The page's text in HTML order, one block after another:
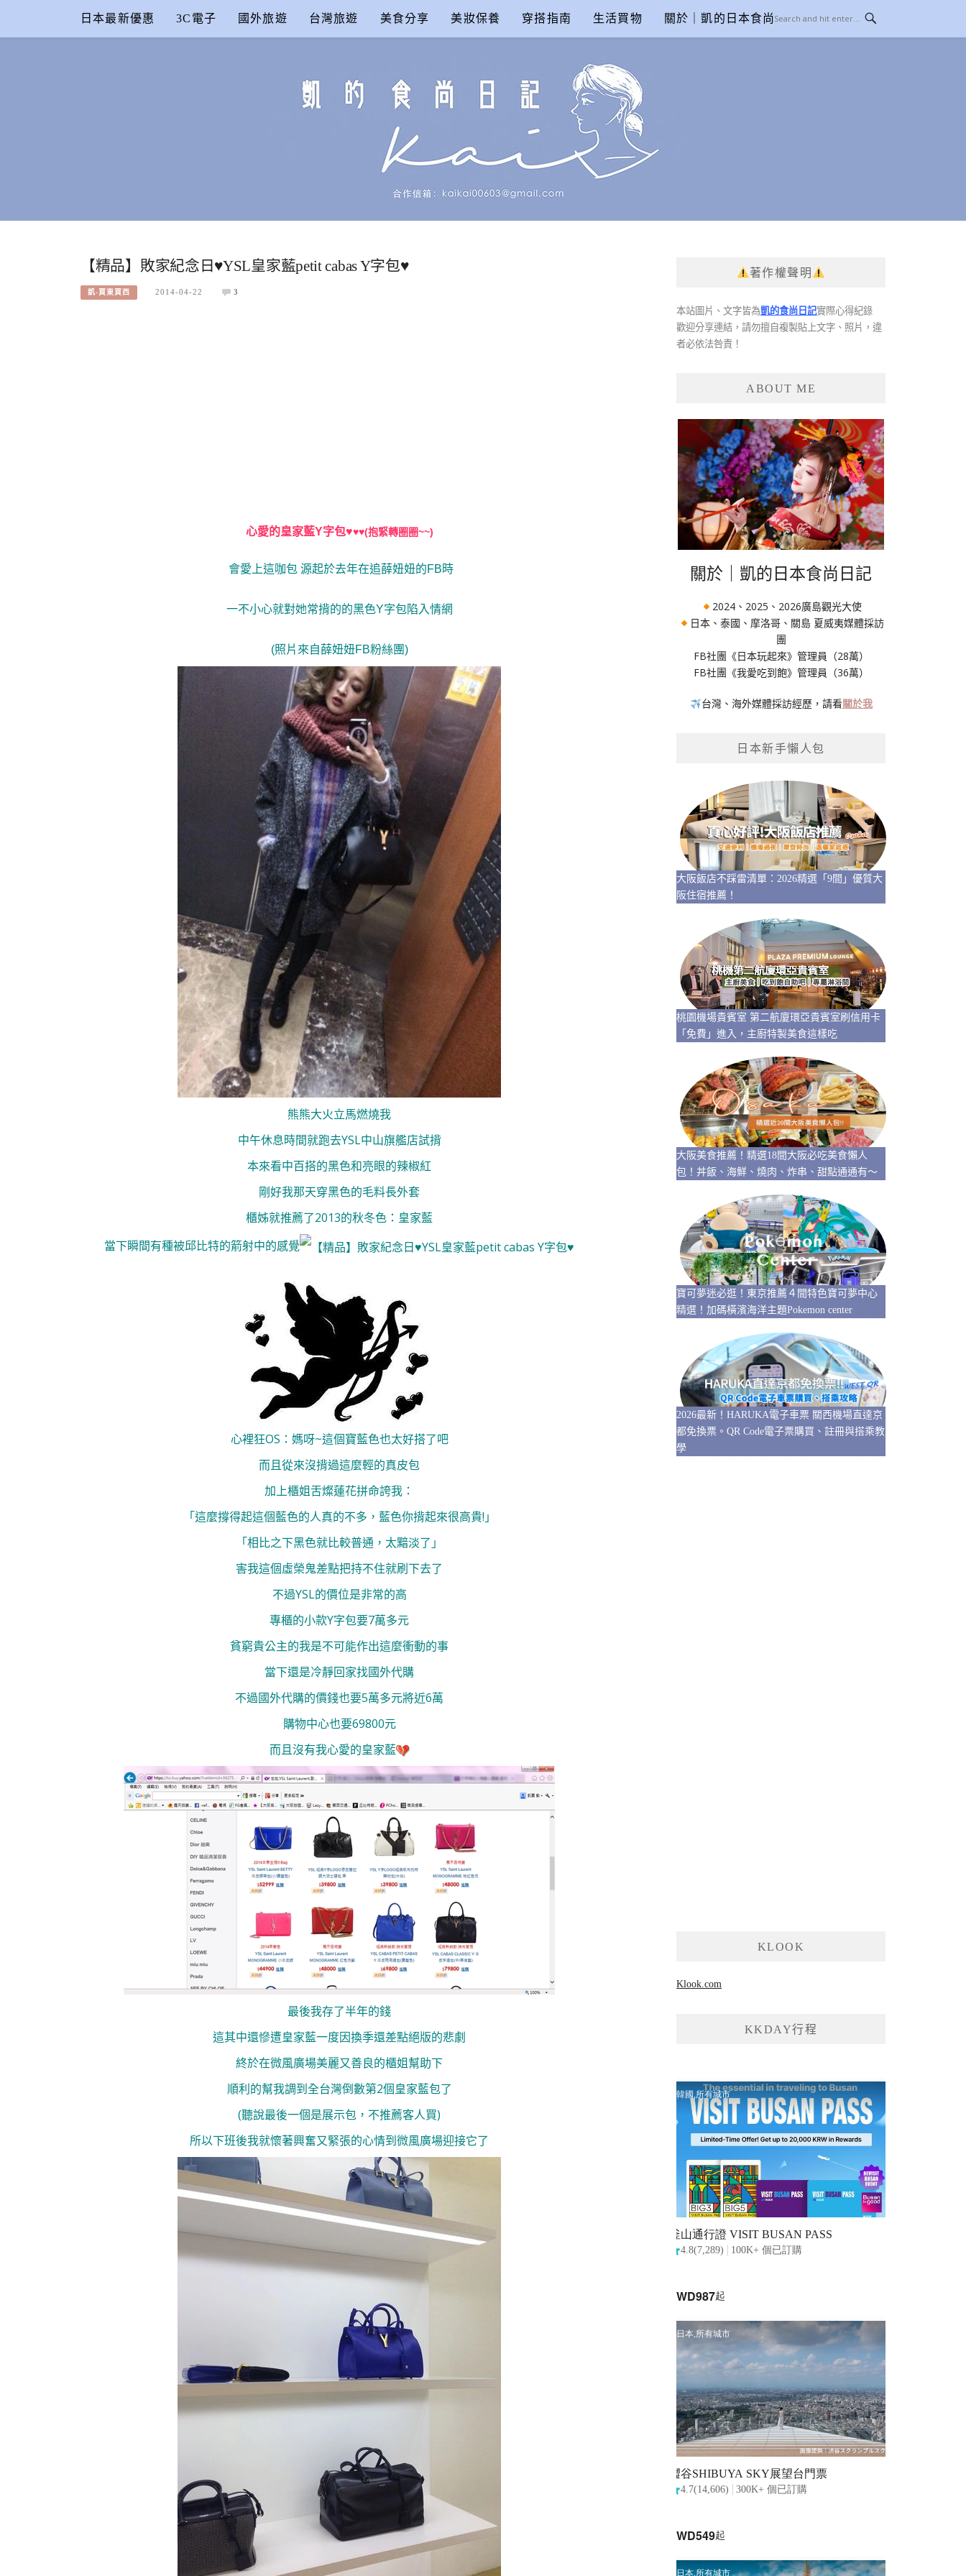
content
日本最新優惠 3C電子 國外旅遊 台灣旅遊 美食分享 美妝保養 穿搭指南 生活買物 關於｜凱的日本食尚日記
【精品】敗家紀念日♥YSL皇家藍petit cabas Y字包♥
凱-買東買西 2014-04-22 3
心愛的皇家藍Y字包♥♥♥(抱緊轉圈圈~~)
會愛上這咖包 源起於去年在追薛妞妞的FB時
一不小心就對她常揹的的黑色Y字包陷入情網
(照片來自薛妞妞FB粉絲團)
熊熊大火立馬燃燒我
中午休息時間就跑去YSL中山旗艦店試揹
本來看中百搭的黑色和亮眼的辣椒紅
剛好我那天穿黑色的毛料長外套
櫃姊就推薦了2013的秋冬色：皇家藍
當下瞬間有種被邱比特的箭射中的感覺
心裡狂OS：媽呀~這個寶藍色也太好搭了吧
而且從來沒揹過這麼輕的真皮包
加上櫃姐舌燦蓮花拼命誇我：
「這麼撐得起這個藍色的人真的不多，藍色你揹起來很高貴! 」
「相比之下黑色就比較普通，太黯淡了 」
害我這個虛榮鬼差點把持不住就刷下去了
不過YSL的價位是非常的高
專櫃的小款Y字包要7萬多元
貧窮貴公主的我是不可能作出這麼衝動的事
當下還是冷靜回家找國外代購
不過國外代購的價錢也要5萬多元將近6萬
購物中心也要69800元
而且沒有我心愛的皇家藍
最後我存了半年的錢
這其中還慘遭皇家藍一度因換季還差點絕版的悲劇
終於在微風廣場美麗又善良的櫃姐幫助下
順利的幫我調到全台灣倒數第2個皇家藍包了
(聽說最後一個是展示包，不推薦客人買)
所以下班後我就懷著興奮又緊張的心情到微風廣場迎接它了
著作權聲明
本站圖片、文字皆為凱的食尚日記實際心得紀錄
歡迎分享連結，請勿擅自複製貼上文字、照片，違
者必依法咎責！
ABOUT ME
關於｜凱的日本食尚日記
2024、2025、2026廣島觀光大使
日本、泰國、摩洛哥、關島 夏威夷媒體採訪
團
FB社團《日本玩起來》管理員（28萬）
FB社團《我愛吃到飽》管理員（36萬）
台灣、海外媒體採訪經歷，請看關於我
日本新手懶人包
大阪飯店不踩雷清單：2026精選「9間」優質大
阪住宿推薦！
桃園機場貴賓室 第二航廈環亞貴賓室刷信用卡
「免費」進入，主廚特製美食這樣吃
大阪美食推薦！精選18間大阪必吃美食懶人
包！丼飯、海鮮、燒肉、炸串、甜點通通有～
寶可夢迷必逛！東京推薦４間特色寶可夢中心
精選！加碼橫濱海洋主題Pokemon center
2026最新！HARUKA電子車票 關西機場直達京
都免換票。QR Code電子票購買、註冊與搭乘教
學
KLOOK
Klook.com
KKDAY行程